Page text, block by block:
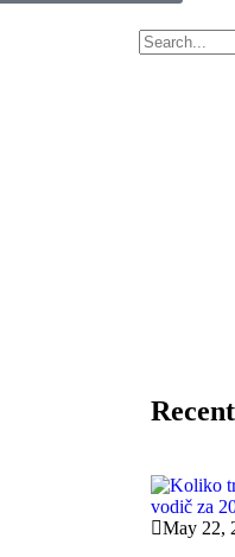
May 22,